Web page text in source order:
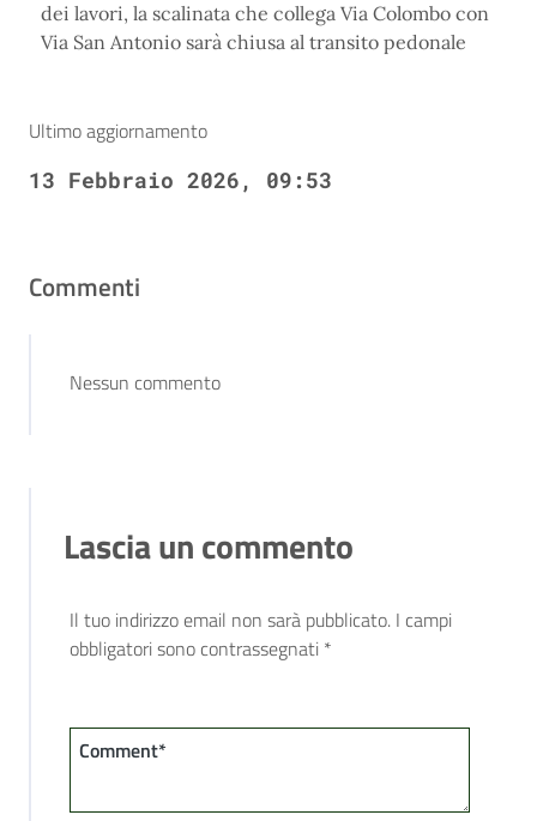
dei lavori, la scalinata che collega Via Colombo con
Via San Antonio sarà chiusa al transito pedonale
Ultimo aggiornamento
13 Febbraio 2026, 09:53
Commenti
Nessun commento
Lascia un commento
Il tuo indirizzo email non sarà pubblicato. I campi
obbligatori sono contrassegnati *
Comment*